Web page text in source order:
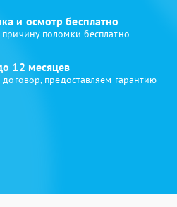
и осмотр бесплатно
поломки бесплатно
12 месяцев
договор, предоставляем гарантию